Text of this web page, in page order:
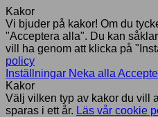
Kakor
Vi bjuder på kakor! Om du
"Acceptera alla". Du kan
vill ha genom att klicka på
policy
Inställningar Neka alla
Kakor
Välj vilken typ av kakor du vill
sparas i ett år. Läs vår cookie